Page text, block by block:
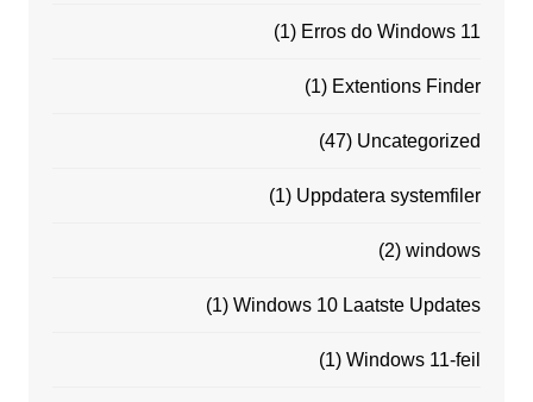
Erros do Windows 11
(1)
Extentions Finder
(1)
Uncategorized
(47)
Uppdatera systemfiler
(1)
windows
(2)
Windows 10 Laatste Updates
(1)
Windows 11-feil
(1)